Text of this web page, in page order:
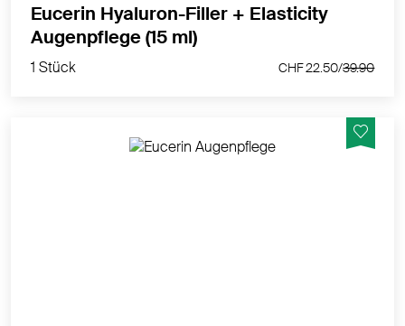
1 Stück
Eucerin Hyaluron-Filler + Elasticity
Augenpflege (15 ml)
1 Stück CHF 22.50/39.90